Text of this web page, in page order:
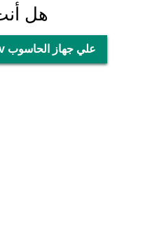
هل
تحميل 누누티비 - 실시간 TV, noonoo tv علي جهاز الحاسوب